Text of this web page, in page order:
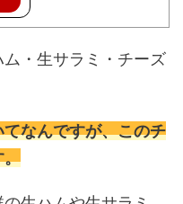
・生サラミ・チーズ
なんですが、このチ
。